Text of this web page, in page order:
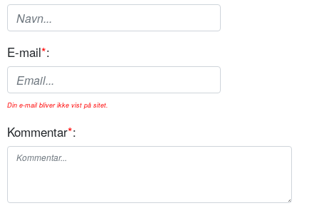
E-mail*:
Din e-mail bliver ikke vist på sitet.
Kommentar*: